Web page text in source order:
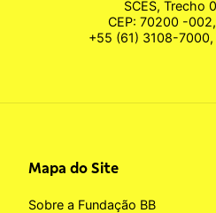
SCES, Trecho
CEP: 70200 -
+55 (61) 3108-
Mapa do Site
Sobre a Fundação BB